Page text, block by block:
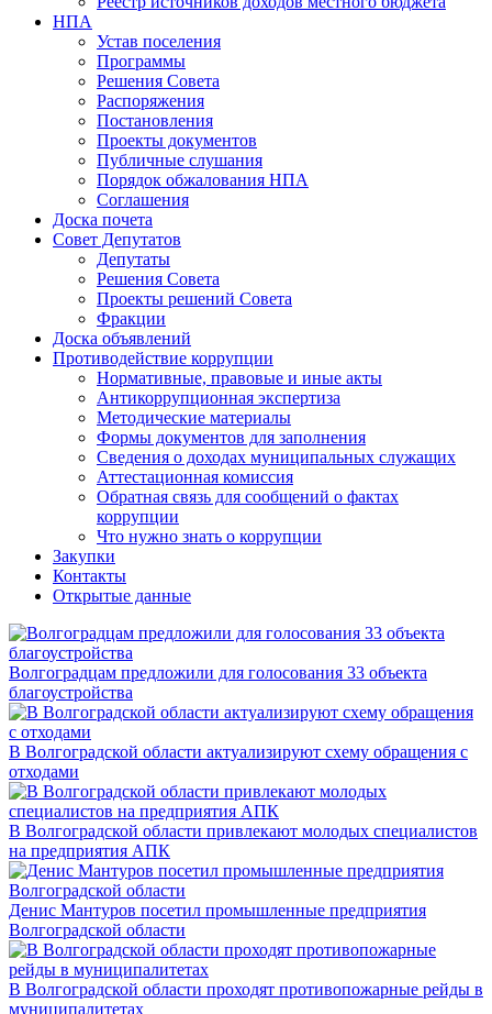
НПА
Устав поселения
Программы
Решения Совета
Распоряжения
Постановления
Проекты документов
Публичные слушания
Порядок обжалования НПА
Соглашения
Доска почета
Совет Депутатов
Депутаты
Решения Совета
Проекты решений Совета
Фракции
Доска объявлений
Противодействие коррупции
Нормативные, правовые и иные акты
Антикоррупционная экспертиза
Методические материалы
Формы документов для заполнения
Сведения о доходах муниципальных служащих
Аттестационная комиссия
Обратная связь для сообщений о фактах
коррупции
Что нужно знать о коррупции
Закупки
Контакты
Открытые данные
Волгоградцам предложили для голосования 33 объекта
благоустройства
В Волгоградской области актуализируют схему обращения с
отходами
В Волгоградской области привлекают молодых специалистов
на предприятия АПК
Денис Мантуров посетил промышленные предприятия
Волгоградской области
В Волгоградской области проходят противопожарные рейды в
муниципалитетах